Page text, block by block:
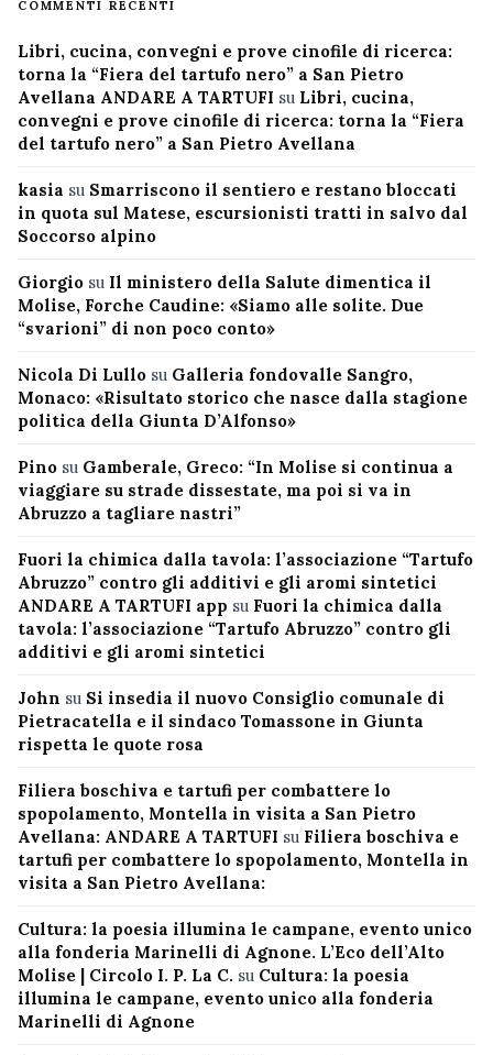
COMMENTI RECENTI
Libri, cucina, convegni e prove cinofile di ricerca:
torna la “Fiera del tartufo nero” a San Pietro
Avellana ANDARE A TARTUFI su Libri, cucina,
convegni e prove cinofile di ricerca: torna la “Fiera
del tartufo nero” a San Pietro Avellana
kasia su Smarriscono il sentiero e restano bloccati
in quota sul Matese, escursionisti tratti in salvo dal
Soccorso alpino
Giorgio su Il ministero della Salute dimentica il
Molise, Forche Caudine: «Siamo alle solite. Due
“svarioni” di non poco conto»
Nicola Di Lullo su Galleria fondovalle Sangro,
Monaco: «Risultato storico che nasce dalla stagione
politica della Giunta D’Alfonso»
Pino su Gamberale, Greco: “In Molise si continua a
viaggiare su strade dissestate, ma poi si va in
Abruzzo a tagliare nastri”
Fuori la chimica dalla tavola: l’associazione “Tartufo
Abruzzo” contro gli additivi e gli aromi sintetici
ANDARE A TARTUFI app su Fuori la chimica dalla
tavola: l’associazione “Tartufo Abruzzo” contro gli
additivi e gli aromi sintetici
John su Si insedia il nuovo Consiglio comunale di
Pietracatella e il sindaco Tomassone in Giunta
rispetta le quote rosa
Filiera boschiva e tartufi per combattere lo
spopolamento, Montella in visita a San Pietro
Avellana: ANDARE A TARTUFI su Filiera boschiva e
tartufi per combattere lo spopolamento, Montella in
visita a San Pietro Avellana:
Cultura: la poesia illumina le campane, evento unico
alla fonderia Marinelli di Agnone. L’Eco dell’Alto
Molise | Circolo I. P. La C. su Cultura: la poesia
illumina le campane, evento unico alla fonderia
Marinelli di Agnone